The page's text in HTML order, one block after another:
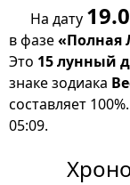
На дату
в фазе«Полная
Это 15 лунный
знаке зодиака
составляет 100%.
05:09.